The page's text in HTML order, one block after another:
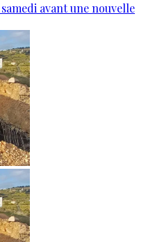
avant une nouvelle